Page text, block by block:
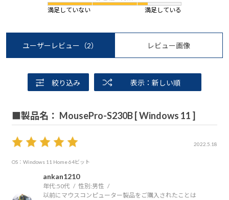
満足していない
満足している
ユーザーレビュー （2） レビュー画像
絞り込み 表示：新しい順
■製品名： MousePro-S230B [ Windows 11 ]
2022.5.18
OS：Windows 11 Home 64ビット
ankan1210
年代:50代 性別:男性
以前にマウスコンピューター製品をご購入されたことは